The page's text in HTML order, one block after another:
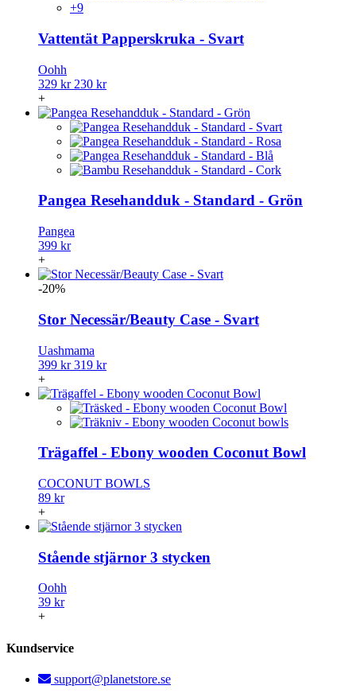
+9
Vattentät Papperskruka - Svart
Oohh
329 kr230 kr
+
Pangea Resehandduk - Standard - Grön
Pangea
399 kr
+
-20%
Stor Necessär/Beauty Case - Svart
Uashmama
399 kr319 kr
+
Trägaffel - Ebony wooden Coconut Bowl
COCONUT BOWLS
89 kr
+
Stående stjärnor 3 stycken
Oohh
39 kr
+
Kundservice
support@planetstore.se